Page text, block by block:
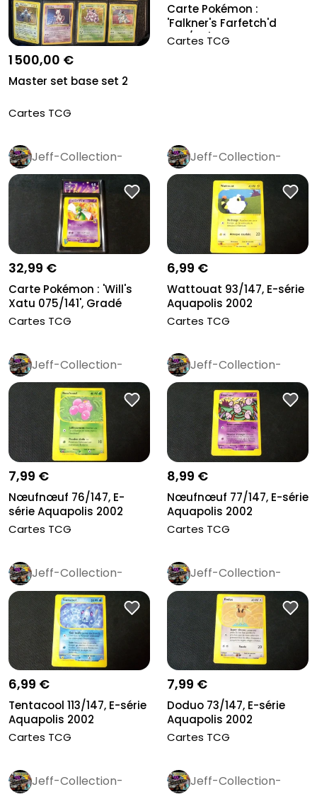
1 500,00 €
Master set base set 2
Cartes TCG
Carte Pokémon :
'Falkner's Farfetch'd
003/141', Gr...
Cartes TCG
Jeff-Collection-
Rétro Pro
32,99 €
Carte Pokémon : 'Will's
Xatu 075/141', Gradé
Colle...
Cartes TCG
Jeff-Collection-
Rétro Pro
6,99 €
Wattouat 93/147, E-série
Aquapolis 2002
Cartes TCG
Jeff-Collection-
Rétro Pro
7,99 €
Nœufnœuf 76/147, E-
série Aquapolis 2002
Cartes TCG
Jeff-Collection-
Rétro Pro
8,99 €
Nœufnœuf 77/147, E-série
Aquapolis 2002
Cartes TCG
Jeff-Collection-
Rétro Pro
6,99 €
Tentacool 113/147, E-série
Aquapolis 2002
Cartes TCG
Jeff-Collection-
Rétro Pro
7,99 €
Doduo 73/147, E-série
Aquapolis 2002
Cartes TCG
Jeff-Collection-
Jeff-Collection-